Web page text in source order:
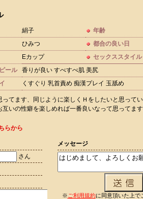
絹子 年齢
ひみつ 都合の良い日
Eカップ セックススタイル
ール
香りが良い すべすべ肌 美尻
くすぐり 乳首責め 痴漢プレイ 玉舐め
てます、同じように楽しくＨをしたいと思って
いの性癖を楽しめれば一番良いなって思ってます
らから